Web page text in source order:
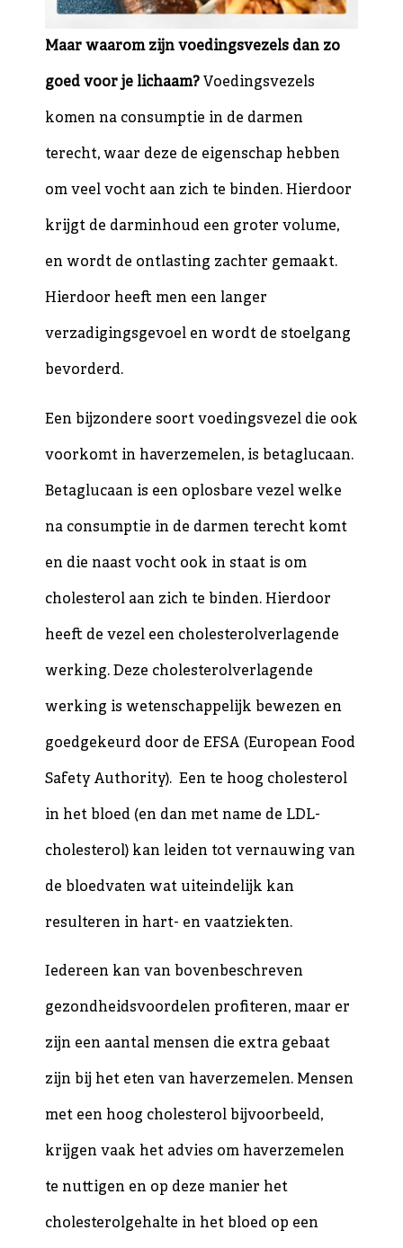
Maar waarom zijn voedingsvezels dan zo
goed voor je lichaam? Voedingsvezels
komen na consumptie in de darmen
terecht, waar deze de eigenschap hebben
om veel vocht aan zich te binden. Hierdoor
krijgt de darminhoud een groter volume,
en wordt de ontlasting zachter gemaakt.
Hierdoor heeft men een langer
verzadigingsgevoel en wordt de stoelgang
bevorderd.
Een bijzondere soort voedingsvezel die ook
voorkomt in haverzemelen, is betaglucaan.
Betaglucaan is een oplosbare vezel welke
na consumptie in de darmen terecht komt
en die naast vocht ook in staat is om
cholesterol aan zich te binden. Hierdoor
heeft de vezel een cholesterolverlagende
werking. Deze cholesterolverlagende
werking is wetenschappelijk bewezen en
goedgekeurd door de EFSA (European Food
Safety Authority). Een te hoog cholesterol
in het bloed (en dan met name de LDL-
cholesterol) kan leiden tot vernauwing van
de bloedvaten wat uiteindelijk kan
resulteren in hart- en vaatziekten.
Iedereen kan van bovenbeschreven
gezondheidsvoordelen profiteren, maar er
zijn een aantal mensen die extra gebaat
zijn bij het eten van haverzemelen. Mensen
met een hoog cholesterol bijvoorbeeld,
krijgen vaak het advies om haverzemelen
te nuttigen en op deze manier het
cholesterolgehalte in het bloed op een